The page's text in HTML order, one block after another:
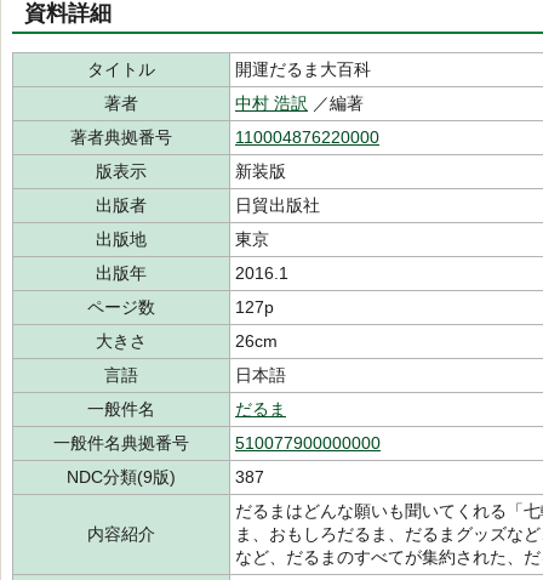
資料詳細
タイトル
開運だるま大百科
著者
中村 浩訳 ／編著
著者典拠番号
110004876220000
版表示
新装版
出版者
日貿出版社
出版地
東京
出版年
2016.1
ページ数
127p
大きさ
26cm
言語
日本語
一般件名
だるま
一般件名典拠番号
510077900000000
NDC分類(9版)
387
内容紹介
だるまはどんな願いも聞いてくれる「
ま、おもしろだるま、だるまグッズな
など、だるまのすべてが集約された、